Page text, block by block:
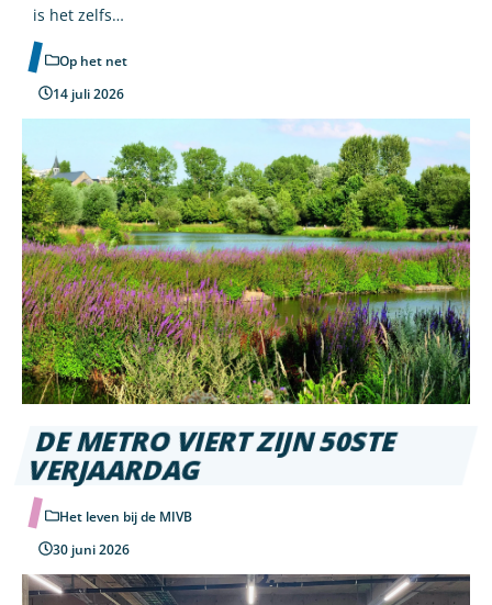
is het zelfs…
Op het net
14 juli 2026
DE METRO VIERT ZIJN 50STE
VERJAARDAG
Het leven bij de MIVB
30 juni 2026